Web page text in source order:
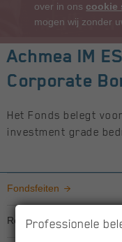
over in ons cookie
mogen wij zonder
Professionele
Achmea IM
Corporate
Het Fonds belegt
investment grade
Fondsfeiten
Rendement